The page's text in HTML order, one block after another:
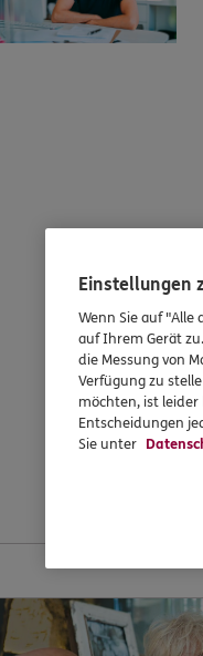
Einstellungen
Wenn Sie auf "Alle
auf Ihrem Gerät
die Messung von
Verfügung zu
möchten, ist leider
Entscheidungen
Sie unter